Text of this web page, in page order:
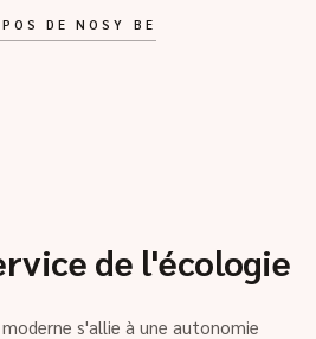
DE NOSY BE
de l'écologie
s'allie à une autonomie